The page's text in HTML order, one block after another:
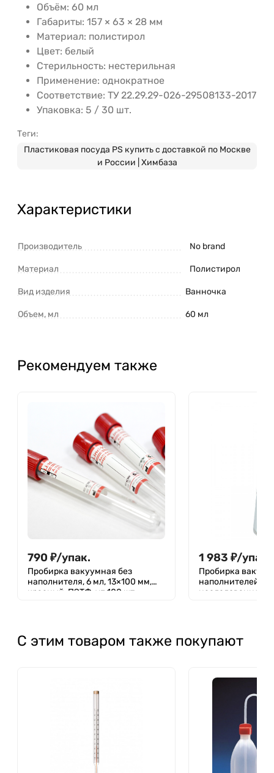
Объём: 60 мл
Габариты: 157 × 63 × 28 мм
Материал: полистирол
Цвет: белый
Стерильность: нестерильная
Применение: однократное
Соответствие: ТУ 22.29.29-026-29508133-2017
Упаковка: 5 / 30 шт.
Теги:
Пластиковая посуда PS купить с доставкой по Москве
и России | Химбаза
Характеристики
Производитель No brand
Материал Полистирол
Вид изделия Ванночка
Объем, мл 60 мл
Рекомендуем также
790 ₽/упак.
Пробирка вакуумная без
наполнителя, 6 мл, 13×100 мм,
красный, ПЭТФ, уп.100 шт
1 983 ₽/упак.
Пробирка
наполнителей
исследования
С этим товаром также покупают